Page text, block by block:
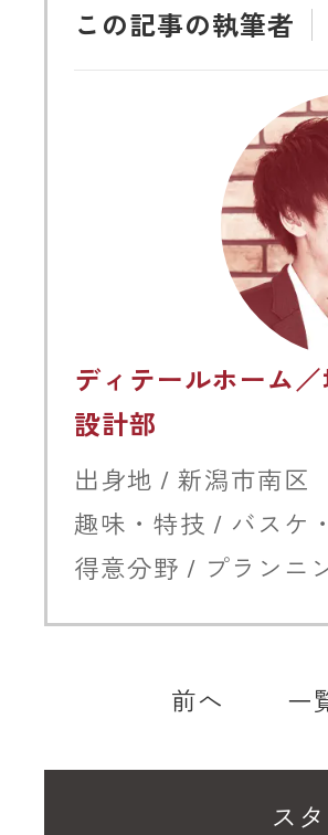
この記事の執筆者
ディテールホーム
設計部
出身地 / 新潟市南区
趣味・特技 / バスケ
得意分野 / プランニ
前へ 一
ス